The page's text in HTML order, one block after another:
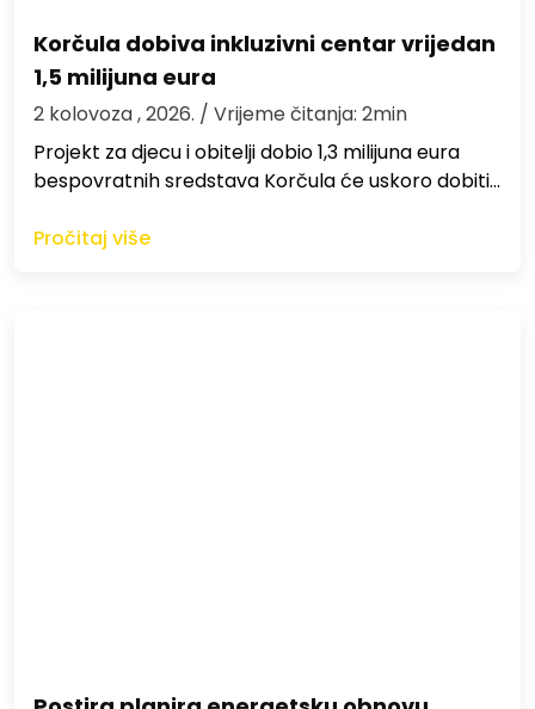
Korčula dobiva inkluzivni centar vrijedan
1,5 milijuna eura
2 kolovoza , 2026. / Vrijeme čitanja: 2min
Projekt za djecu i obitelji dobio 1,3 milijuna eura
bespovratnih sredstava Korčula će uskoro dobiti…
Pročitaj više